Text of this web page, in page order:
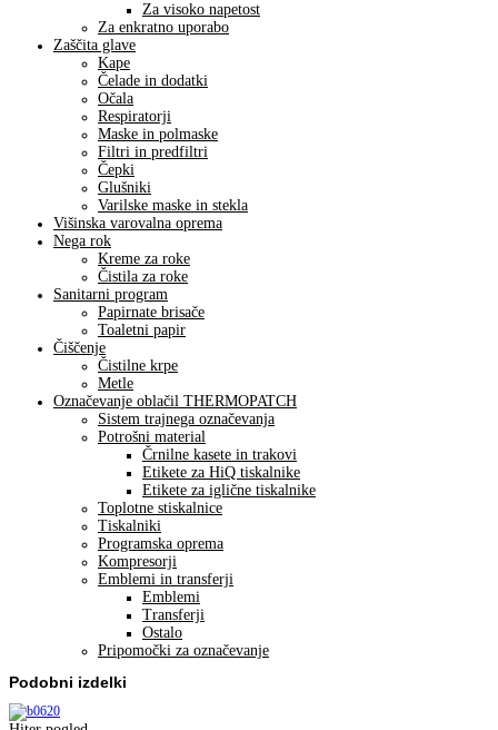
Za visoko napetost
Za enkratno uporabo
Zaščita glave
Kape
Čelade in dodatki
Očala
Respiratorji
Maske in polmaske
Filtri in predfiltri
Čepki
Glušniki
Varilske maske in stekla
Višinska varovalna oprema
Nega rok
Kreme za roke
Čistila za roke
Sanitarni program
Papirnate brisače
Toaletni papir
Čiščenje
Čistilne krpe
Metle
Označevanje oblačil THERMOPATCH
Sistem trajnega označevanja
Potrošni material
Črnilne kasete in trakovi
Etikete za HiQ tiskalnike
Etikete za iglične tiskalnike
Toplotne stiskalnice
Tiskalniki
Programska oprema
Kompresorji
Emblemi in transferji
Emblemi
Transferji
Ostalo
Pripomočki za označevanje
Podobni izdelki